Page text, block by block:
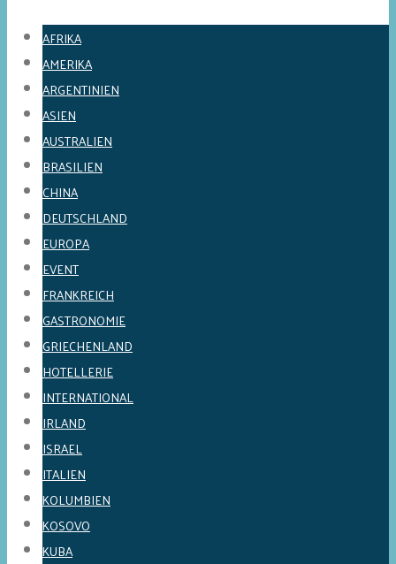
AFRIKA
AMERIKA
ARGENTINIEN
ASIEN
AUSTRALIEN
BRASILIEN
CHINA
DEUTSCHLAND
EUROPA
EVENT
FRANKREICH
GASTRONOMIE
GRIECHENLAND
HOTELLERIE
INTERNATIONAL
IRLAND
ISRAEL
ITALIEN
KOLUMBIEN
KOSOVO
KUBA